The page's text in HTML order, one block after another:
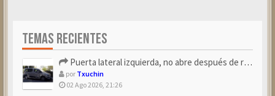
TEMAS RECIENTES
Puerta lateral izquierda, no abre después de repostar.
por Txuchin
02 Ago 2026, 21:26